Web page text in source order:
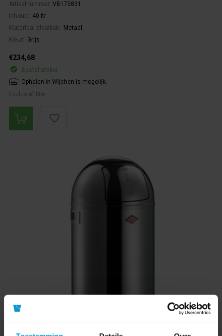
Artikelnummer: VB175831
Inhoud:
40 ltr
Materiaal afvalbak:
Metaal
Kleur:
Grijs
€234,68
Bestel artikel.
Ophalen in Wijchen is mogelijk.
Exclusief btw.